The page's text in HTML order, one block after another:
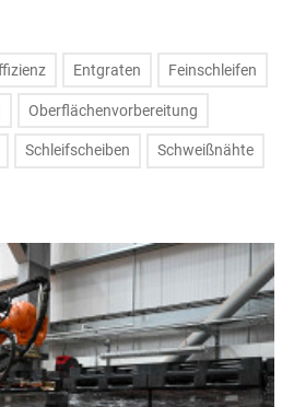
Entgraten Feinschleifen
Oberflächenvorbereitung
Schleifscheiben Schweißnähte